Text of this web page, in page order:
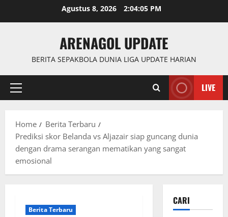
Agustus 8, 2026 2:04:06 PM
ARENAGOL UPDATE
BERITA SEPAKBOLA DUNIA LIGA UPDATE HARIAN
Primary
LIVE
Home
Berita Terbaru
Prediksi skor Belanda vs Aljazair siap guncang dunia
dengan drama serangan mematikan yang sangat
emosional
Berita Terbaru
CARI